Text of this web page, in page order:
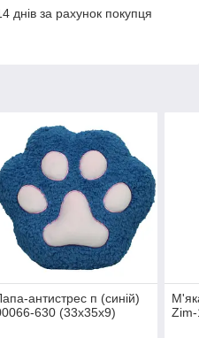
днів за рахунок покупця
антистрес п (синій)
630 (33x35x9)
Zim-